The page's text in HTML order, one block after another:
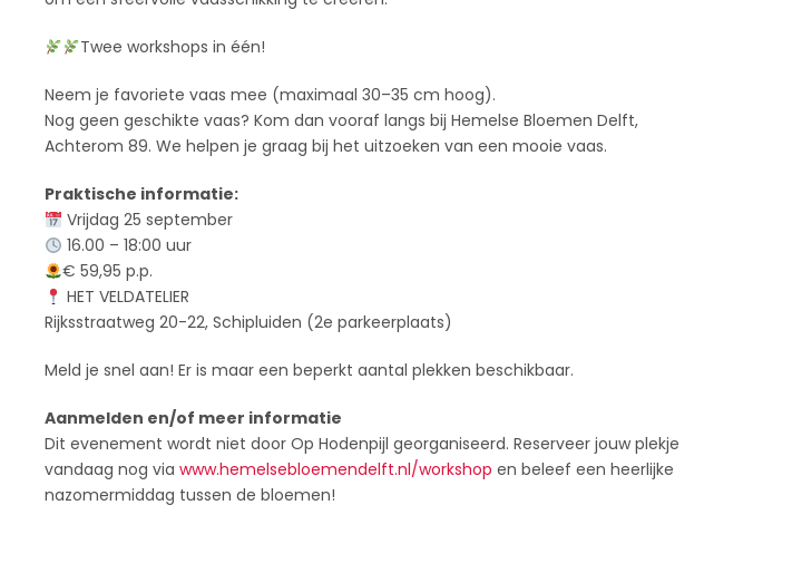
Twee workshops in één!
Neem je favoriete vaas mee (maximaal 30–35 cm hoog).
Nog geen geschikte vaas? Kom dan vooraf langs bij Hemelse Bloemen Delft,
Achterom 89. We helpen je graag bij het uitzoeken van een mooie vaas.
Praktische informatie:
Vrijdag 25 september
16.00 – 18:00 uur
€ 59,95 p.p.
HET VELDATELIER
Rijksstraatweg 20-22, Schipluiden (2e parkeerplaats)
Meld je snel aan! Er is maar een beperkt aantal plekken beschikbaar.
Aanmelden en/of meer informatie
Dit evenement wordt niet door Op Hodenpijl georganiseerd. Reserveer jouw plekje
vandaag nog via www.hemelsebloemendelft.nl/workshop en beleef een heerlijke
nazomermiddag tussen de bloemen!